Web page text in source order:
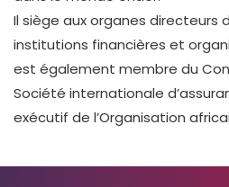
Il siège aux organes directeurs
institutions financières et
est également membre du
Société internationale
exécutif de l’Organisation